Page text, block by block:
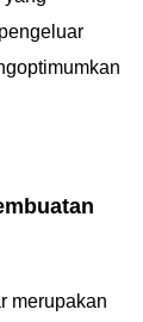
merupakan